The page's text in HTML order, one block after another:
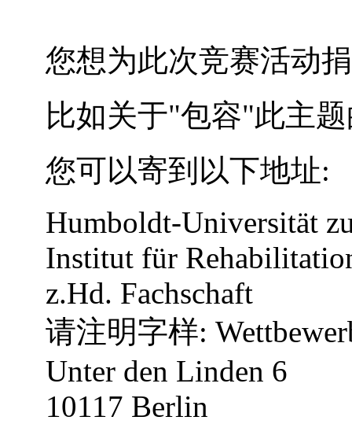
您想为此次竞赛活动
比如关于"包容"此主
您可以寄到以下地址:
Humboldt-Universität
Institut für
z.Hd. Fachschaft
请注明字样:
Unter den Linden 6
10117 Berlin